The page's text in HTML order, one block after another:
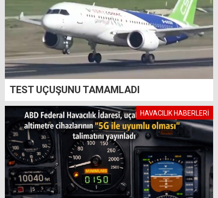
TEST UÇUŞUNU TAMAMLADI
HAVACILIK HABERLERİ